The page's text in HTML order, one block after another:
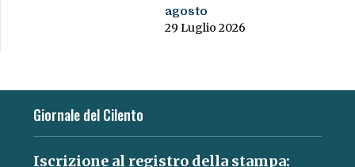
agosto
29 Luglio 2026
Giornale del Cilento
Iscrizione al registro della stampa: